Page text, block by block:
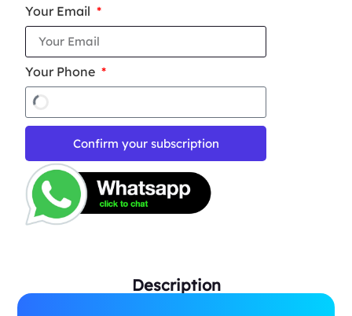
Your Email
Your Phone
Confirm your subscription
Description